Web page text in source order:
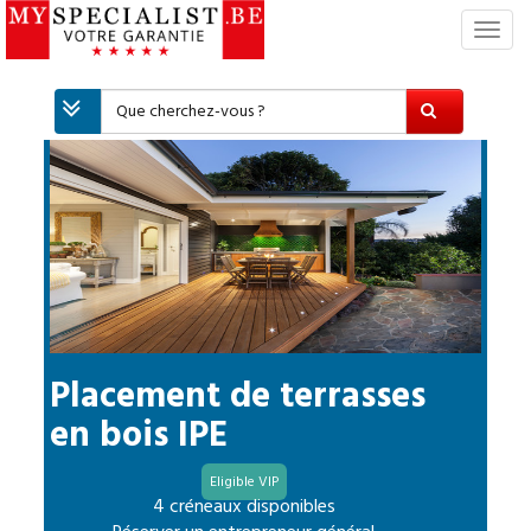
S
c
Placement de terrasses
en bois IPE
Eligible VIP
4 créneaux disponibles